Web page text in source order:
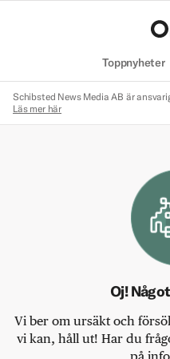
Toppnyheter
Schibsted News Media AB är
Läs mer här
Oj!
Vi ber om ursäkt och
vi kan, håll ut! Har du